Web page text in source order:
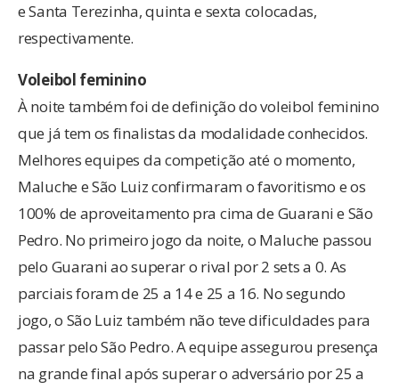
e Santa Terezinha, quinta e sexta colocadas,
respectivamente.
Voleibol feminino
À noite também foi de definição do voleibol feminino
que já tem os finalistas da modalidade conhecidos.
Melhores equipes da competição até o momento,
Maluche e São Luiz confirmaram o favoritismo e os
100% de aproveitamento pra cima de Guarani e São
Pedro. No primeiro jogo da noite, o Maluche passou
pelo Guarani ao superar o rival por 2 sets a 0. As
parciais foram de 25 a 14 e 25 a 16. No segundo
jogo, o São Luiz também não teve dificuldades para
passar pelo São Pedro. A equipe assegurou presença
na grande final após superar o adversário por 25 a